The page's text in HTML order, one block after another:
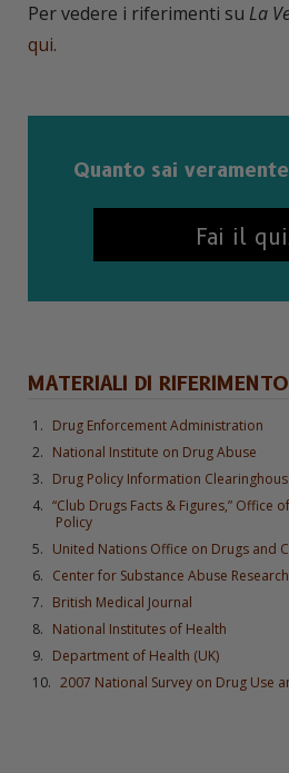
Per vedere i riferimenti su La
qui.
Quanto sai
Fai il
MATERIALI DI RIFERIMENTO
Drug Enforcement Administration
National Institute on Drug Abuse
Drug Policy Information
“Club Drugs Facts & Figures,” Office
Policy
United Nations Office on Drugs and
Center for Substance Abuse Research
British Medical Journal
National Institutes of Health
Department of Health (UK)
2007 National Survey on Drug Use